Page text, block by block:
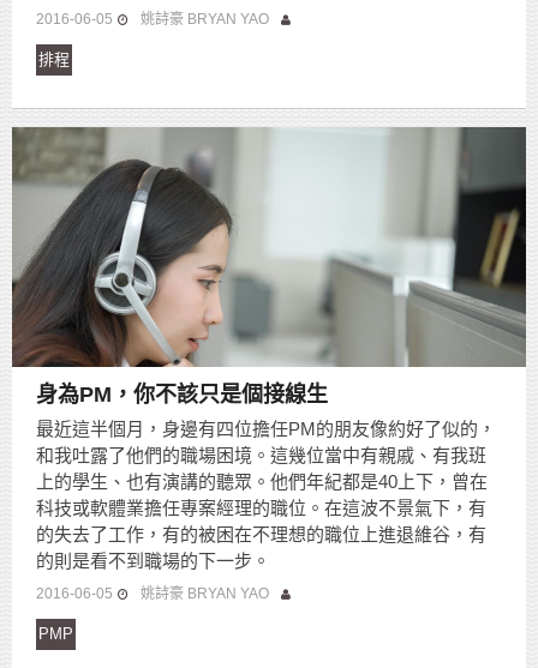
2016-06-05 姚詩豪 BRYAN YAO
排程
身為PM，你不該只是個接線生
最近這半個月，身邊有四位擔任PM的朋友像約好了似的，
和我吐露了他們的職場困境。這幾位當中有親戚、有我班
上的學生、也有演講的聽眾。他們年紀都是40上下，曾在
科技或軟體業擔任專案經理的職位。在這波不景氣下，有
的失去了工作，有的被困在不理想的職位上進退維谷，有
的則是看不到職場的下一步。
2016-06-05 姚詩豪 BRYAN YAO
PMP